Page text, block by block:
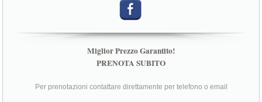
Miglior Prezzo Garantito!
PRENOTA SUBITO
Per prenotazioni contattare direttamente per telefono o email